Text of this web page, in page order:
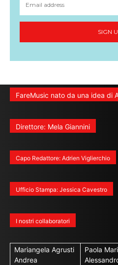
SIGN
FareMusic nato da una idea di
Direttore: Mela Giannini
Capo Redattore: Adrien Viglierchio
Ufficio Stampa: Jessica Cavestro
I nostri collaboratori
Mariangela Agrusti
Andrea
Paola